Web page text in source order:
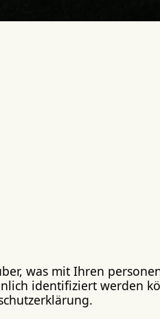
was mit Ihren
identifiziert werden